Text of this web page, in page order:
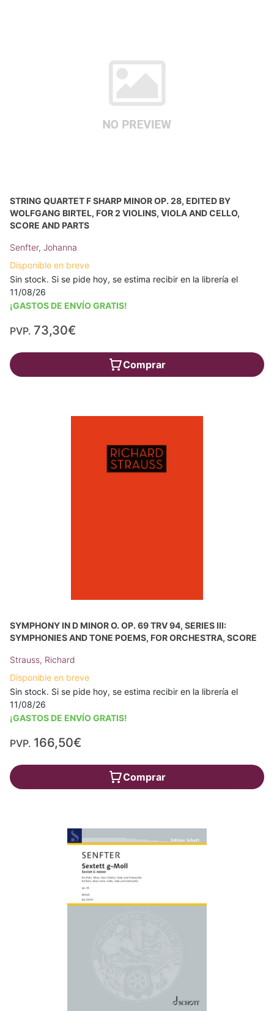
STRING QUARTET F SHARP MINOR OP. 28, EDITED BY
WOLFGANG BIRTEL, FOR 2 VIOLINS, VIOLA AND CELLO,
SCORE AND PARTS
Senfter, Johanna
Disponible en breve
Sin stock. Si se pide hoy, se estima recibir en la librería el
11/08/26
¡GASTOS DE ENVÍO GRATIS!
PVP. 73,30€
Comprar
SYMPHONY IN D MINOR O. OP. 69 TRV 94, SERIES III:
SYMPHONIES AND TONE POEMS, FOR ORCHESTRA, SCORE
Strauss, Richard
Disponible en breve
Sin stock. Si se pide hoy, se estima recibir en la librería el
11/08/26
¡GASTOS DE ENVÍO GRATIS!
PVP. 166,50€
Comprar